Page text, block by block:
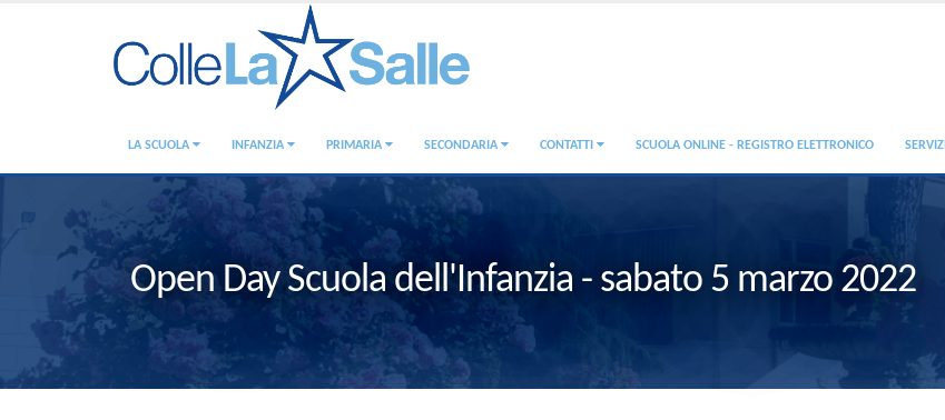
LA SCUOLA INFANZIA PRIMARIA SECONDARIA CONTATTI SCUOLA ONLINE - REGISTRO ELETTRONICO SERVIZI
Open Day Scuola dell'Infanzia - sabato 5 marzo 2022